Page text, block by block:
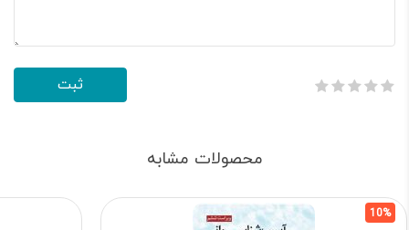
محصولات مشابه
10%